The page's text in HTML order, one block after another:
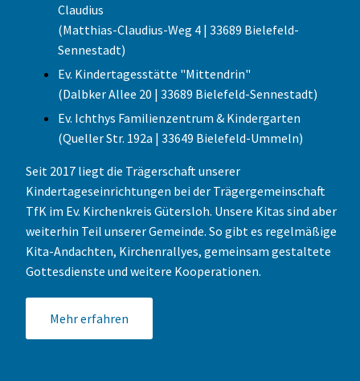
Claudius
(Matthias-Claudius-Weg 4 | 33689 Bielefeld-
Sennestadt)
Ev. Kindertagesstätte "Mittendrin"
(Dalbker Allee 20 | 33689 Bielefeld-Sennestadt)
Ev. Ichthys Familienzentrum & Kindergarten
(Queller Str. 192a | 33649 Bielefeld-Ummeln)
Seit 2017 liegt die Trägerschaft unserer
Kindertageseinrichtungen bei der Trägergemeinschaft
TfK im Ev. Kirchenkreis Gütersloh. Unsere Kitas sind aber
weiterhin Teil unserer Gemeinde. So gibt es regelmäßige
Kita-Andachten, Kirchenrallyes, gemeinsam gestaltete
Gottesdienste und weitere Kooperationen.
Mehr erfahren